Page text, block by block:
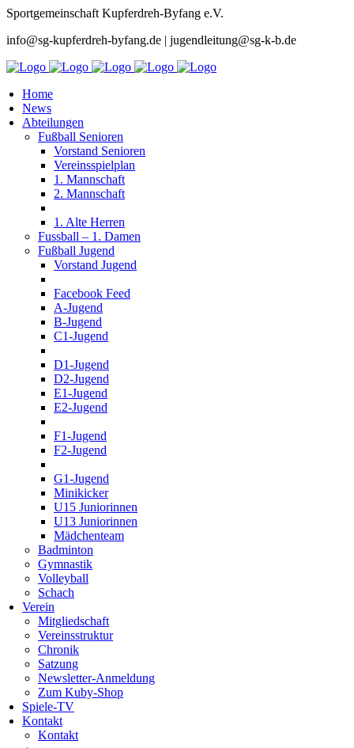
Sportgemeinschaft Kupferdreh-Byfang e.V.
info@sg-kupferdreh-byfang.de | jugendleitung@sg-k-b.de
Home
News
Abteilungen
Fußball Senioren
Vorstand Senioren
Vereinsspielplan
1. Mannschaft
2. Mannschaft
1. Alte Herren
Fussball – 1. Damen
Fußball Jugend
Vorstand Jugend
Facebook Feed
A-Jugend
B-Jugend
C1-Jugend
D1-Jugend
D2-Jugend
E1-Jugend
E2-Jugend
F1-Jugend
F2-Jugend
G1-Jugend
Minikicker
U15 Juniorinnen
U13 Juniorinnen
Mädchenteam
Badminton
Gymnastik
Volleyball
Schach
Verein
Mitgliedschaft
Vereinsstruktur
Chronik
Satzung
Newsletter-Anmeldung
Zum Kuby-Shop
Spiele-TV
Kontakt
Kontakt